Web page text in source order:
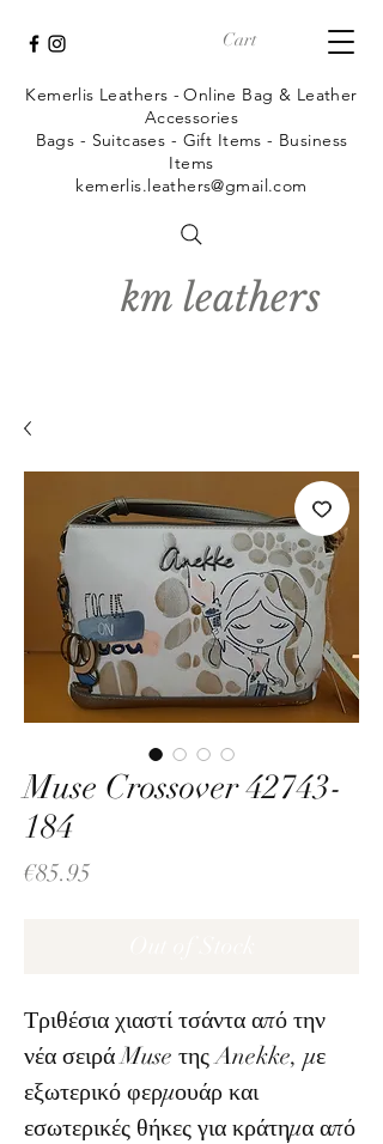
Cart
km leathers
Kemerlis Leathers - Online Bag & Leather
Accessories
Bags - Suitcases - Gift Items - Business
Items
kemerlis.leathers@gmail.com
Muse Crossover 42743-
184
€85.95
Τριθέσια χιαστί τσάντα από την
νέα σειρά Muse της Anekke, με
εξωτερικό φερμουάρ και
εσωτερικές θήκες για κράτημα από